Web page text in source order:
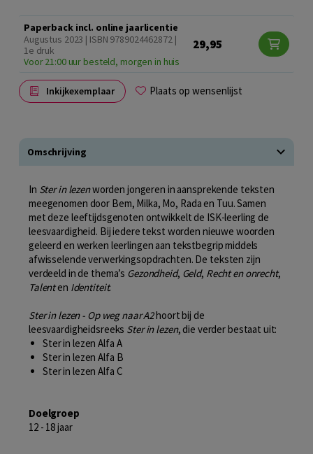
Paperback incl. online jaarlicentie
Augustus 2023 | ISBN 9789024462872 |
1e druk
Voor 21:00 uur besteld, morgen in huis
29,95
Inkijkexemplaar Plaats op wensenlijst
Omschrijving
In Ster in lezenworden jongeren in aansprekende teksten
meegenomen door Bem, Milka, Mo, Rada en Tuu. Samen
met deze leeftijdsgenoten ontwikkelt de ISK-leerling de
leesvaardigheid. Bij iedere tekst worden nieuwe woorden
geleerd en werken leerlingen aan tekstbegrip middels
afwisselende verwerkingsopdrachten. De teksten zijn
verdeeld in de thema’s Gezondheid, Geld, Recht en onrecht,
Talenten Identiteit.
Ster in lezen - Op weg naar A2hoort bij de
leesvaardigheidsreeks Ster in lezen, die verder bestaat uit:
Ster in lezen Alfa A
Ster in lezen Alfa B
Ster in lezen Alfa C
Doelgroep
12 - 18 jaar